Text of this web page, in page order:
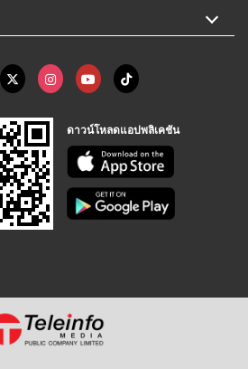
ดาวน์โหลดแอปพลิเคชัน